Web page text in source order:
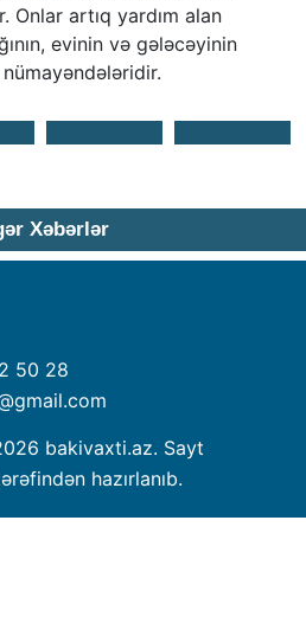
Onlar artıq yardım alan
evinin və gələcəyinin
Xəbərlər
50 28
gmail.com
bakivaxti.az. Sayt
hazırlanıb.